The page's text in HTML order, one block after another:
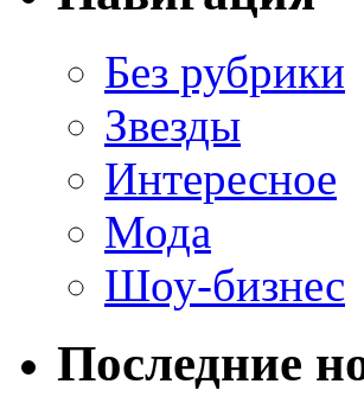
Без рубрики
Звезды
Интересное
Мода
Шоу-бизнес
Последние